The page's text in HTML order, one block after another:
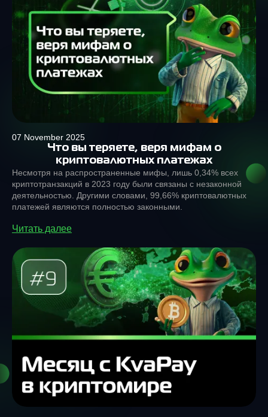
07 November 2025
Что вы теряете, веря мифам о
криптовалютных платежах
Несмотря на распространeнные мифы, лишь 0,34% всех
криптотранзакций в 2023 году были связаны с незаконной
деятельностью. Другими словами, 99,66% криптовалютных
платежей являются полностью законными.
Читать далее